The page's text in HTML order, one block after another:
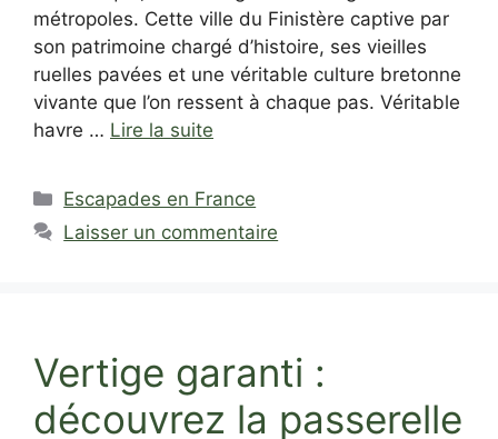
métropoles. Cette ville du Finistère captive par
son patrimoine chargé d’histoire, ses vieilles
ruelles pavées et une véritable culture bretonne
vivante que l’on ressent à chaque pas. Véritable
havre … Lire la suite
Catégories
Escapades en France
Laisser un commentaire
Vertige garanti :
découvrez la passerelle